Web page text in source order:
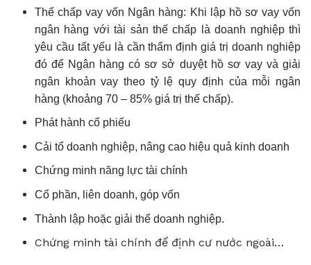
Thế chấp vay vốn Ngân hàng: Khi lập hồ sơ vay vốn
ngân hàng với tài sản thế chấp là doanh nghiệp thì
yêu cầu tất yếu là cần thẩm định giá trị doanh nghiệp
đó để Ngân hàng có sơ sở duyệt hồ sơ vay và giải
ngân khoản vay theo tỷ lệ quy định của mỗi ngân
hàng (khoảng 70 – 85% giá trị thế chấp).
Phát hành cổ phiếu
Cải tổ doanh nghiệp, nâng cao hiệu quả kinh doanh
Chứng minh năng lực tài chính
Cổ phần, liên doanh, góp vốn
Thành lập hoặc giải thể doanh nghiệp.
Chứng minh tài chính để định cư nước ngoài…